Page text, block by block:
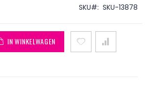
SKU SKU-13878
IN WINKELWAGEN